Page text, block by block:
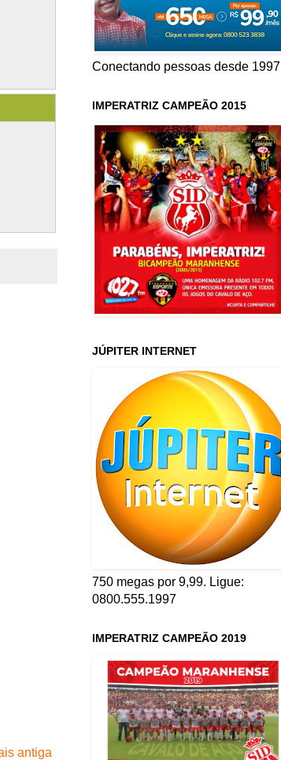
antiga
Conectando pessoas desde 1997
IMPERATRIZ CAMPEÃO 2015
JÚPITER INTERNET
750 megas por 9,99. Ligue:
0800.555.1997
IMPERATRIZ CAMPEÃO 2019